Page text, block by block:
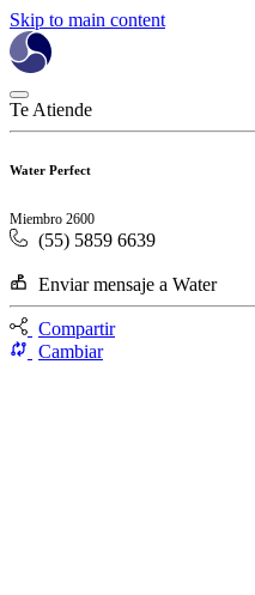
Skip to main content
Te Atiende
Water Perfect
Miembro 2600
(55) 5859 6639
Enviar mensaje a Water
Compartir
Cambiar